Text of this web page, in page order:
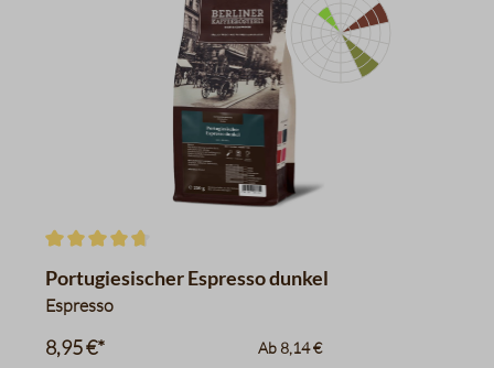
Datentabelle für das
Zartbitterschokolade
schwarzer Pfeffer,
Ananas
Durchschnittliche Bewertung von 4.8 von 5 Sternen
Portugiesischer Espresso dunkel
Espresso
8,95 €* Ab 8,14 €